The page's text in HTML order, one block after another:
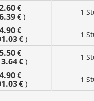
€
€) 1
€
€ ) 1
€
€ ) 1
€
€ ) 1